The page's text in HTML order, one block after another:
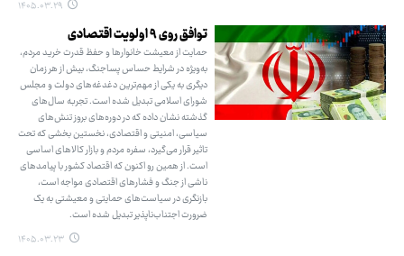
۱۴۰۵.۰۳.۲۹
توافق روی ۹ اولویت اقتصادی
حمایت از معیشت خانوارها و حفظ قدرت خرید مردم،
به‌ویژه در شرایط حساس پساجنگ، بیش از هر زمان
دیگری به یکی از مهم‌ترین دغدغه‌های دولت و مجلس
شورای اسلامی تبدیل شده است. تجربه سال‌های
گذشته نشان داده که در دوره‌های بروز تنش‌های
سیاسی، امنیتی و اقتصادی، نخستین بخشی که تحت
تاثیر قرار می‌گیرد، سفره مردم و بازار کالاهای اساسی
است. از همین رو اکنون که اقتصاد کشور با پیامدهای
ناشی از جنگ و فشارهای اقتصادی مواجه است،
بازنگری در سیاست‌های حمایتی و معیشتی به یک
ضرورت اجتناب‌ناپذیر تبدیل شده است.
۱۴۰۵.۰۳.۲۳